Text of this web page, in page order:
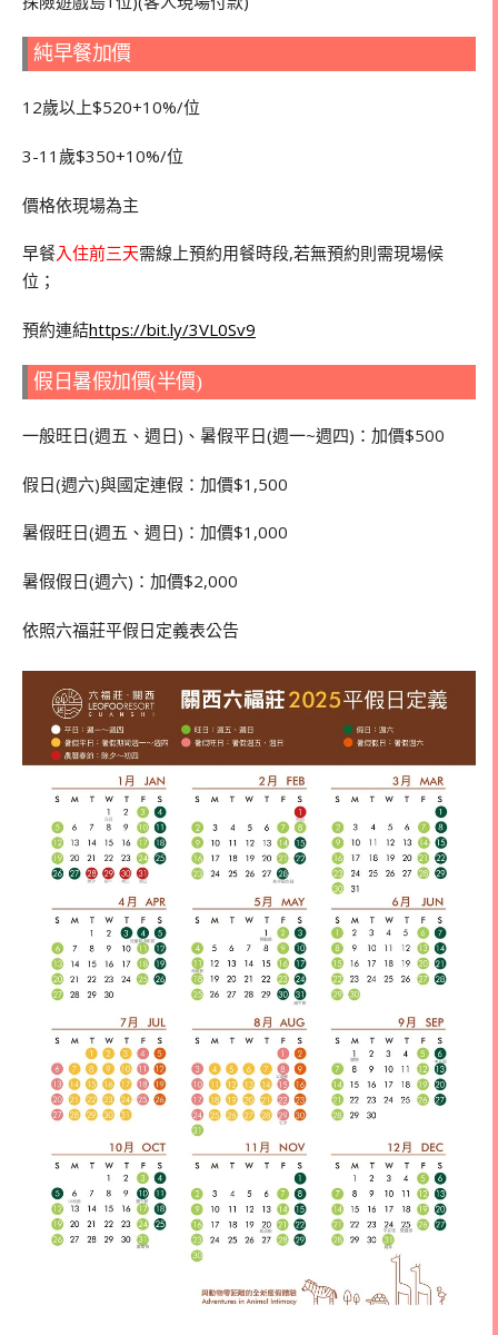
純早餐加價
12歲以上$520+10%/位
3-11歲$350+10%/位
價格依現場為主
早餐入住前三天需線上預約用餐時段,若無預約則需現場候
位；
預約連結https://bit.ly/3VL0Sv9
假日暑假加價(半價)
一般旺日(週五、週日)、暑假平日(週一~週四)：加價$500
假日(週六)與國定連假：加價$1,500
暑假旺日(週五、週日)：加價$1,000
暑假假日(週六)：加價$2,000
依照六福莊平假日定義表公告